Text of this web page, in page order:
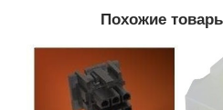
Похожие